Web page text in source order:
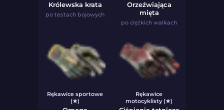
Królewska krata
po testach bojowych
Orzeźwiająca
mięta
po ciężkich walkach
Rękawice sportowe
(★)
Rękawice
motocyklisty (★)